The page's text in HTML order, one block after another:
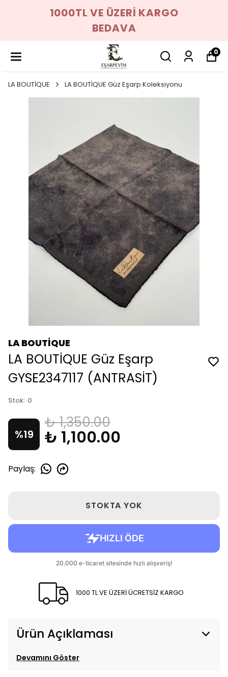
1000TL VE ÜZERİ KARGO
BEDAVA
0
LA BOUTİQUE LA BOUTİQUE Güz Eşarp Koleksiyonu
LA BOUTİQUE
LA BOUTİQUE Güz Eşarp
GYSE2347117 (ANTRASİT)
Stok: 0
%19
₺ 1,350.00
₺ 1,100.00
Paylaş:
STOKTA YOK
1000 TL VE ÜZERİ ÜCRETSİZ KARGO
Ürün Açıklaması
Devamını Göster